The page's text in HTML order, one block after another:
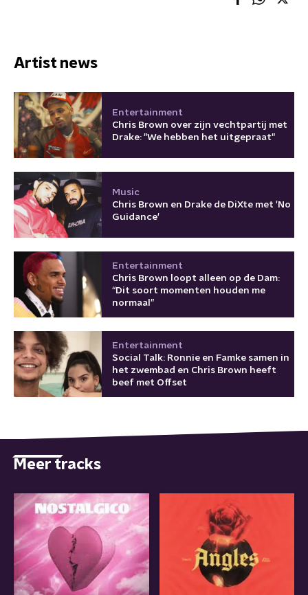
Artist news
Entertainment
Chris Brown over zijn vechtpartij met
Drake: "We hebben het uitgepraat"
Music
Chris Brown en Drake de DiXte met 'No
Guidance'
Entertainment
Chris Brown loopt alleen op de Dam:
“Dit soort momenten houden me
normaal”
Entertainment
Social Talk: Ronnie en Famke samen in
het zwembad en Chris Brown heeft
beef met Offset
Meer tracks